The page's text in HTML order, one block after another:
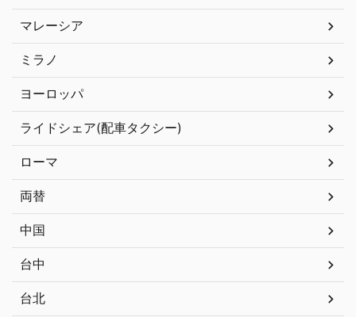
マレーシア
ミラノ
ヨーロッパ
ライドシェア(配車タクシー)
ローマ
両替
中国
台中
台北